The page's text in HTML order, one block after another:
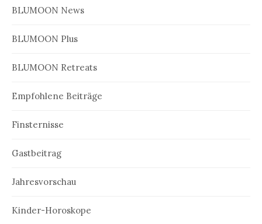
BLUMOON News
BLUMOON Plus
BLUMOON Retreats
Empfohlene Beiträge
Finsternisse
Gastbeitrag
Jahresvorschau
Kinder-Horoskope